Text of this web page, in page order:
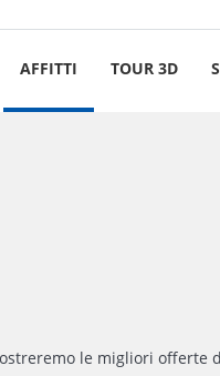
AFFITTI TOUR 3D
le migliori offerte